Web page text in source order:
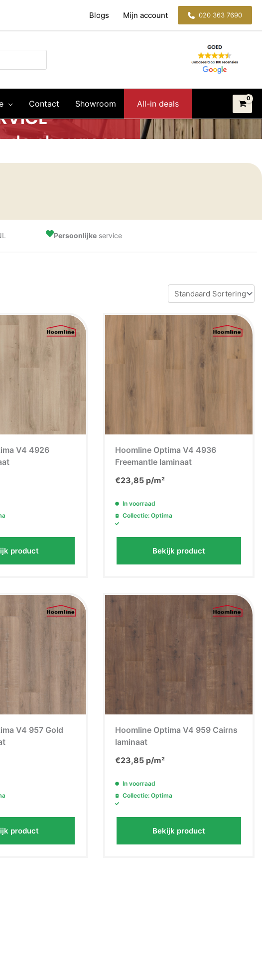
Blogs Mijn account 020 363 7690
Contact Showroom All-in deals
Persoonlijkeservice
V4 4926
product
Hoomline Optima V4 4936
Freemantle laminaat
€23,85p/m²
In voorraad
Collectie: Optima
Bekijk product
V4 957 Gold
product
Hoomline Optima V4 959 Cairns
laminaat
€23,85p/m²
In voorraad
Collectie: Optima
Bekijk product